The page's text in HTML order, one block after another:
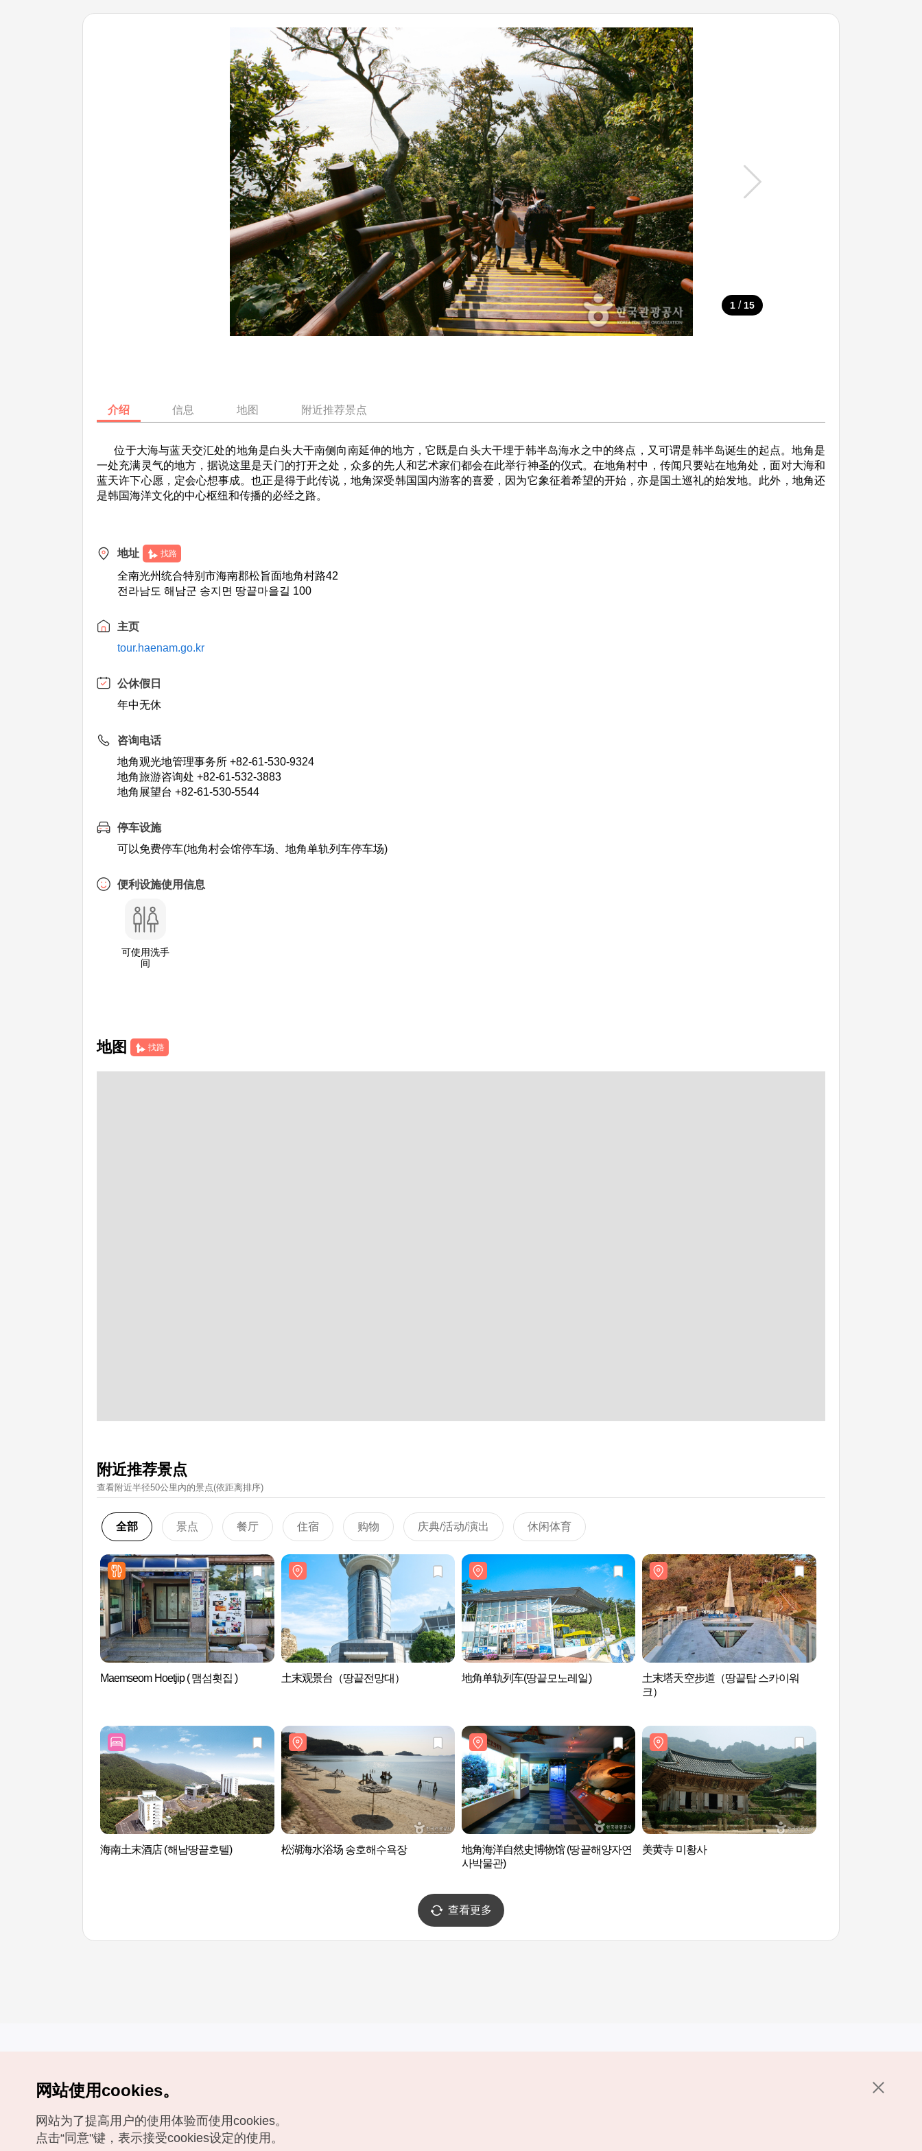
1 / 15
介绍 信息 地图 附近推荐景点
位于大海与蓝天交汇处的地角是白头大干南侧向南延伸的地方，它既是白头大干埋于韩半岛海水之中的终点，又可谓是韩半岛诞生的起点。地角是
一处充满灵气的地方，据说这里是天门的打开之处，众多的先人和艺术家们都会在此举行神圣的仪式。在地角村中，传闻只要站在地角处，面对大海和
蓝天许下心愿，定会心想事成。也正是得于此传说，地角深受韩国国内游客的喜爱，因为它象征着希望的开始，亦是国土巡礼的始发地。此外，地角还
是韩国海洋文化的中心枢纽和传播的必经之路。
地址 找路
全南光州统合特别市海南郡松旨面地角村路42
전라남도 해남군 송지면 땅끝마을길 100
主页
tour.haenam.go.kr
公休假日
年中无休
咨询电话
地角观光地管理事务所 +82-61-530-9324
地角旅游咨询处 +82-61-532-3883
地角展望台 +82-61-530-5544
停车设施
可以免费停车(地角村会馆停车场、地角单轨列车停车场)
便利设施使用信息
可使用洗手
间
地图 找路
附近推荐景点
查看附近半径50公里內的景点(依距离排序)
全部 景点 餐厅 住宿 购物 庆典/活动/演出 休闲体育
Maemseom Hoetjip ( 맴섬횟집 ) 土末观景台（땅끝전망대） 地角单轨列车(땅끝모노레일)
土末塔天空步道（땅끝탑 스카이워
크）
海南土末酒店 (해남땅끝호텔) 松湖海水浴场 송호해수욕장
地角海洋自然史博物馆 (땅끝해양자연
사박물관)
美黄寺 미황사
查看更多
如有相关疑问或建议，欢迎来信。VISITKOREA官方邮箱
chnsim@knto.or.kr
网站使用cookies。
网站为了提高用户的使用体验而使用cookies。
点击“同意"键，表示接受cookies设定的使用。